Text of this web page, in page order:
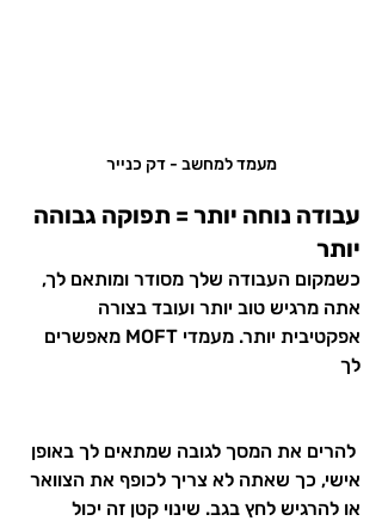
מעמד למחשב - דק כנייר
עבודה נוחה יותר = תפוקה גבוהה
יותר
כשמקום העבודה שלך מסודר ומותאם לך,
אתה מרגיש טוב יותר ועובד בצורה
אפקטיבית יותר. מעמדי MOFT מאפשרים
לך
להרים את המסך לגובה שמתאים לך באופן
אישי, כך שאתה לא צריך לכופף את הצוואר
או להרגיש לחץ בגב. שינוי קטן זה יכול